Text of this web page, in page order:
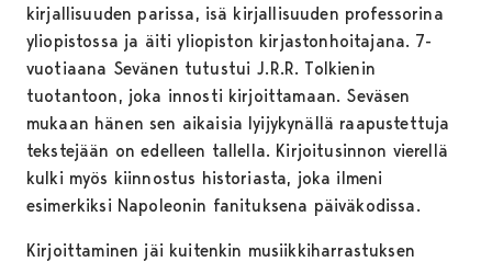
kirjallisuuden parissa, isä kirjallisuuden professorina
yliopistossa ja äiti yliopiston kirjastonhoitajana. 7-
vuotiaana Sevänen tutustui J.R.R. Tolkienin
tuotantoon, joka innosti kirjoittamaan. Seväsen
mukaan hänen sen aikaisia lyijykynällä raapustettuja
tekstejään on edelleen tallella. Kirjoitusinnon vierellä
kulki myös kiinnostus historiasta, joka ilmeni
esimerkiksi Napoleonin fanituksena päiväkodissa.
Kirjoittaminen jäi kuitenkin musiikkiharrastuksen